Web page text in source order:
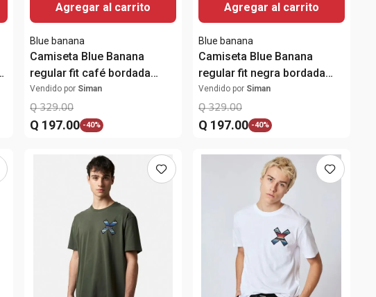
Agregar al carrito
Blue banana
Camiseta Blue Banana
regular fit café bordada
para hombre
Vendido por Siman
Q 329.00
Q 197.00 -40%
Agregar al carrito
Blue banana
Camiseta Blue Banana
regular fit negra bordada
para hombre
Vendido por Siman
Q 329.00
Q 197.00 -40%